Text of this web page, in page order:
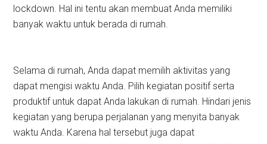
lockdown. Hal ini tentu akan membuat Anda memiliki
banyak waktu untuk berada di rumah.
Selama di rumah, Anda dapat memilih aktivitas yang
dapat mengisi waktu Anda. Pilih kegiatan positif serta
produktif untuk dapat Anda lakukan di rumah. Hindari jenis
kegiatan yang berupa perjalanan yang menyita banyak
waktu Anda. Karena hal tersebut juga dapat